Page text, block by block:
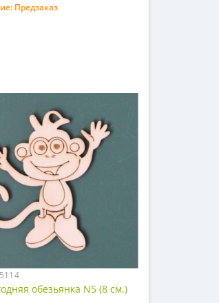
Предзаказ
Предзаказ
обезьянка N5 (8 см.)